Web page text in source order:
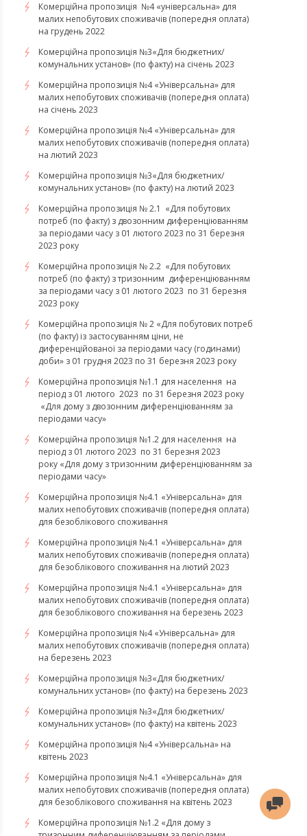
Комерційна пропозиція №4 «універсальна» для
малих непобутових споживачів (попередня оплата)
на грудень 2022
​​​​​​​Комерційна пропозиція №3«Для бюджетних/
комунальних установ» (по факту) на січень 2023
​​​​​​​Комерційна пропозиція №4 «Універсальна» для
малих непобутових споживачів (попередня оплата)
на січень 2023
​​​​​​​Комерційна пропозиція №4 «Універсальна» для
малих непобутових споживачів (попередня оплата)
на лютий 2023
Комерційна пропозиція №3«Для бюджетних/
комунальних установ» (по факту) на лютий 2023
Комерційна пропозиція № 2.1 «Для побутових
потреб (по факту) з двозонним диференціюванням
за періодами часу з 01 лютого 2023 по 31 березня
2023 року
Комерційна пропозиція № 2.2 «Для побутових
потреб (по факту) з тризонним диференціюванням
за періодами часу з 01 лютого 2023 по 31 березня
2023 року
Комерційна пропозиція № 2 «Для побутових потреб
(по факту) із застосуванням ціни, не
диференційованої за періодами часу (годинами)
доби» з 01 грудня 2023 по 31 березня 2023 року
Комерційна пропозиція №1.1 для населення на
період з 01 лютого 2023 по 31 березня 2023 року
«Для дому з двозонним диференціюванням за
періодами часу»
Комерційна пропозиція №1.2 для населення на
період з 01 лютого 2023 по 31 березня 2023
року «Для дому з тризонним диференціюванням за
періодами часу»
​​​​​​​Комерційна пропозиція №4.1 «Універсальна» для
малих непобутових споживачів (попередня оплата)
для безоблікового споживання
Комерційна пропозиція №4.1 «Універсальна» для
малих непобутових споживачів (попередня оплата)
для безоблікового споживання на лютий 2023
Комерційна пропозиція №4.1 «Універсальна» для
малих непобутових споживачів (попередня оплата)
для безоблікового споживання на березень 2023
​​​​​​​Комерційна пропозиція №4 «Універсальна» для
малих непобутових споживачів (попередня оплата)
на березень 2023
​​​​​​​Комерційна пропозиція №3«Для бюджетних/
комунальних установ» (по факту) на березень 2023
Комерційна пропозиція №3«Для бюджетних/
комунальних установ» (по факту) на квітень 2023
Комерційна пропозиція №4 «Універсальна» на
квітень 2023
Комерційна пропозиція №4.1 «Універсальна» для
малих непобутових споживачів (попередня оплата)
для безоблікового споживання на квітень 2023
Комерційна пропозиція №1.2 «Для дому з